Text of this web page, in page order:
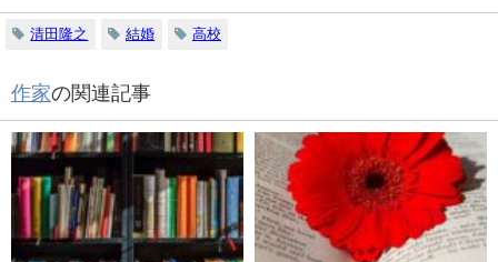
清田隆之 結婚 高校
作家の関連記事